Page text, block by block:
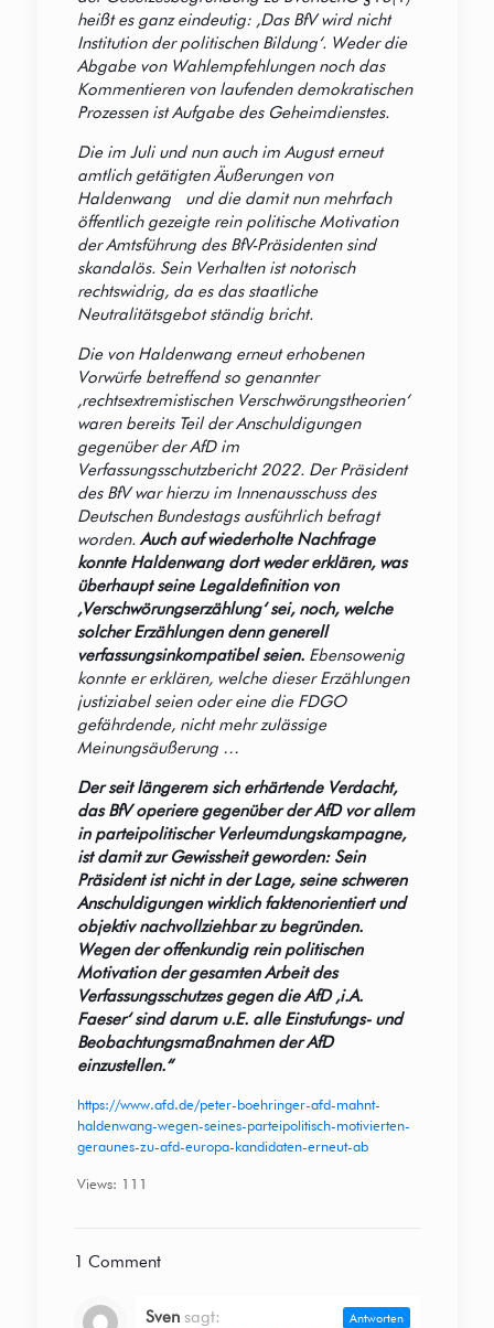
heißt es ganz eindeutig: ‚Das BfV wird nicht
Institution der politischen Bildung‘. Weder die
Abgabe von Wahlempfehlungen noch das
Kommentieren von laufenden demokratischen
Prozessen ist Aufgabe des Geheimdienstes.
Die im Juli und nun auch im August erneut
amtlich getätigten Äußerungen von
Haldenwang und die damit nun mehrfach
öffentlich gezeigte rein politische Motivation
der Amtsführung des BfV-Präsidenten sind
skandalös. Sein Verhalten ist notorisch
rechtswidrig, da es das staatliche
Neutralitätsgebot ständig bricht.
Die von Haldenwang erneut erhobenen
Vorwürfe betreffend so genannter
,rechtsextremistischen Verschwörungstheorien‘
waren bereits Teil der Anschuldigungen
gegenüber der AfD im
Verfassungsschutzbericht 2022. Der Präsident
des BfV war hierzu im Innenausschuss des
Deutschen Bundestags ausführlich befragt
worden.Auch auf wiederholte Nachfrage
konnte Haldenwang dort weder erklären, was
überhaupt seine Legaldefinition von
,Verschwörungserzählung‘ sei, noch, welche
solcher Erzählungen denn generell
verfassungsinkompatibel seien.Ebensowenig
konnte er erklären, welche dieser Erzählungen
justiziabel seien oder eine die FDGO
gefährdende, nicht mehr zulässige
Meinungsäußerung …
Der seit längerem sich erhärtende Verdacht,
das BfV operiere gegenüber der AfD vor allem
in parteipolitischer Verleumdungskampagne,
ist damit zur Gewissheit geworden: Sein
Präsident ist nicht in der Lage, seine schweren
Anschuldigungen wirklich faktenorientiert und
objektiv nachvollziehbar zu begründen.
Wegen der offenkundig rein politischen
Motivation der gesamten Arbeit des
Verfassungsschutzes gegen die AfD ‚i.A.
Faeser‘ sind darum u.E. alle Einstufungs- und
Beobachtungsmaßnahmen der AfD
einzustellen.“
https://www.afd.de/peter-boehringer-afd-mahnt-
haldenwang-wegen-seines-parteipolitisch-motivierten-
geraunes-zu-afd-europa-kandidaten-erneut-ab
Views: 111
1 Comment
Sven sagt: Antworten